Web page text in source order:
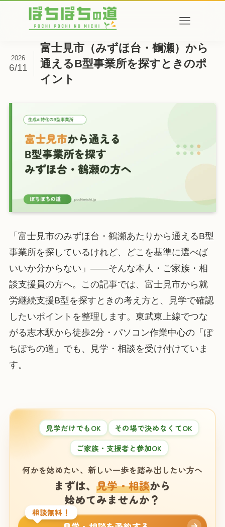
富士見市（みずほ台・鶴瀬）から
通えるB型事業所を探すときのポ
イント
2026
6/11
「富士見市のみずほ台・鶴瀬あたりから通えるB型
事業所を探しているけれど、どこを基準に選べば
いいか分からない」——そんな本人・ご家族・相
談支援員の方へ。この記事では、富士見市から就
労継続支援B型を探すときの考え方と、見学で確認
したいポイントを整理します。東武東上線でつな
がる志木駅から徒歩2分・パソコン作業中心の「ぽ
ちぽちの道」でも、見学・相談を受け付けていま
す。
見学だけでもOK
その場で決めなくてOK
ご家族・支援者と参加OK
何かを始めたい、新しい一歩を踏み出したい方へ
まずは、見学・相談から
始めてみませんか？
相談無料！